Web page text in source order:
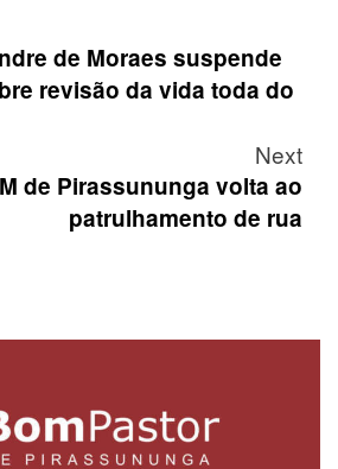
de Moraes suspende
revisão da vida toda do
Next
de Pirassununga volta ao
patrulhamento de rua